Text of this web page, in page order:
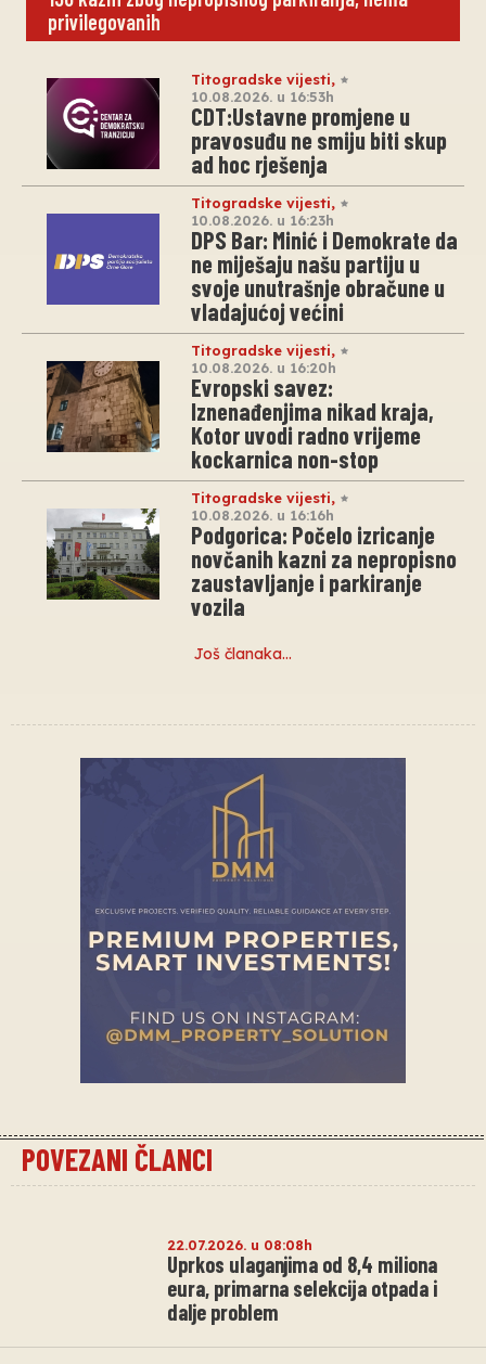
privilegovanih
Titogradske vijesti,
10.08.2026. u 16:53h
CDT:Ustavne promjene u
pravosuđu ne smiju biti skup
ad hoc rješenja
Titogradske vijesti,
10.08.2026. u 16:23h
DPS Bar: Minić i Demokrate da
ne miješaju našu partiju u
svoje unutrašnje obračune u
vladajućoj većini
Titogradske vijesti,
10.08.2026. u 16:20h
Evropski savez:
Iznenađenjima nikad kraja,
Kotor uvodi radno vrijeme
kockarnica non-stop
Titogradske vijesti,
10.08.2026. u 16:16h
Podgorica: Počelo izricanje
novčanih kazni za nepropisno
zaustavljanje i parkiranje
vozila
Još članaka…
POVEZANI ČLANCI
22.07.2026. u 08:08h
Uprkos ulaganjima od 8,4 miliona
eura, primarna selekcija otpada i
dalje problem